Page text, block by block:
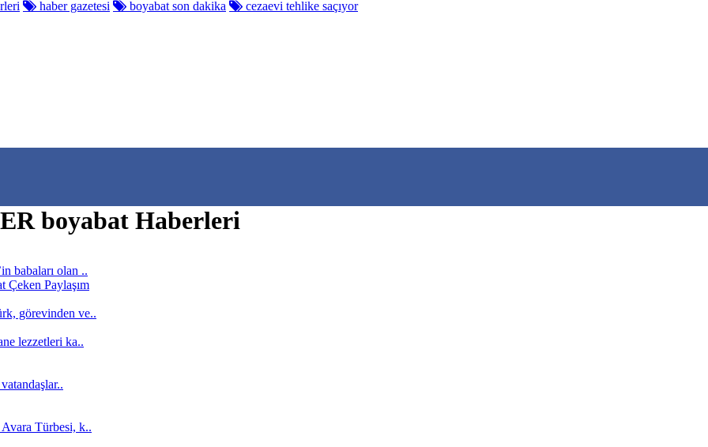
haber gazetesi boyabat son dakika cezaevi tehlike saçıyor
boyabat Haberleri
babaları olan ..
görevinden ve..
lezzetleri ka..
Türbesi, k..